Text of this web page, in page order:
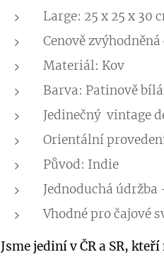
Large: 25 x 25 x 30
Cenově zvýhodněná
Materiál: Kov
Barva: Patinově bílá
Jedinečný vintage
Orientální
Původ: Indie
Jednoduchá
Vhodné pro čajové
Jsme jediní v ČR a SR,